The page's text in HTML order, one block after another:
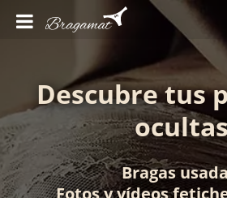
Descubre tus
Bragas
Fotosyvídeos